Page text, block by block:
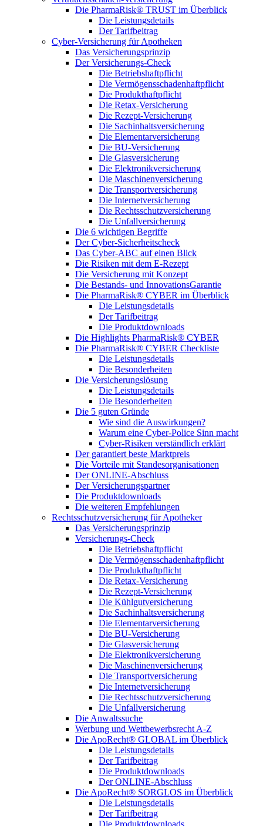
Die PharmaRisk® TRUST im Überblick
Die Leistungsdetails
Der Tarifbeitrag
Cyber-Versicherung für Apotheken
Das Versicherungsprinzip
Der Versicherungs-Check
Die Betriebshaftpflicht
Die Vermögensschadenhaftpflicht
Die Produkthaftpflicht
Die Retax-Versicherung
Die Rezept-Versicherung
Die Sachinhaltsversicherung
Die Elementarversicherung
Die BU-Versicherung
Die Glasversicherung
Die Elektronikversicherung
Die Maschinenversicherung
Die Transportversicherung
Die Internetversicherung
Die Rechtsschutzversicherung
Die Unfallversicherung
Die 6 wichtigen Begriffe
Der Cyber-Sicher­heits­check
Das Cyber-ABC auf einen Blick
Die Risiken mit dem E-Rezept
Die Versicherung mit Konzept
Die Bestands- und InnovationsGarantie
Die PharmaRisk® CYBER im Überblick
Die Leistungsdetails
Der Tarifbeitrag
Die Produktdownloads
Die Highlights PharmaRisk® CYBER
Die PharmaRisk® CYBER Checkliste
Die Leistungsdetails
Die Besonderheiten
Die Versicherungslösung
Die Leistungsdetails
Die Besonderheiten
Die 5 guten Gründe
Wie sind die Auswirkungen?
Warum eine Cyber-Police Sinn macht
Cyber-Risiken verständlich erklärt
Der garantiert beste Marktpreis
Die Vorteile mit Standesorganisationen
Der ONLINE-Abschluss
Der Versicherungspartner
Die Produktdownloads
Die weiteren Empfehlungen
Rechtsschutzversicherung für Apotheker
Das Versicherungsprinzip
Versicherungs-Check
Die Betriebshaftpflicht
Die Vermögensschadenhaftpflicht
Die Produkthaftpflicht
Die Retax-Versicherung
Die Rezept-Versicherung
Die Kühlgutversicherung
Die Sachinhaltsversicherung
Die Elementarversicherung
Die BU-Versicherung
Die Glasversicherung
Die Elektronikversicherung
Die Maschinenversicherung
Die Transportversicherung
Die Internetversicherung
Die Rechtsschutzversicherung
Die Unfallversicherung
Die Anwaltssuche
Werbung und Wettbewerbsrecht A-Z
Die ApoRecht® GLOBAL im Überblick
Die Leistungsdetails
Der Tarifbeitrag
Die Produktdownloads
Der ONLINE-Abschluss
Die ApoRecht® SORGLOS im Überblick
Die Leistungsdetails
Der Tarifbeitrag
Die Produktdownloads